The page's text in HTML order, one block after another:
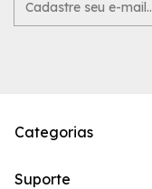
Categorias
Suporte